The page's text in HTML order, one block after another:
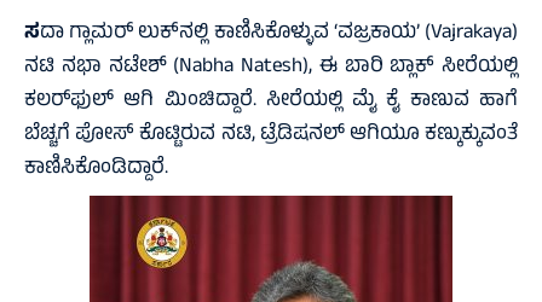
ಸದಾ ಗ್ಲಾಮರ್‌ ಲುಕ್‌ನಲ್ಲಿ ಕಾಣಿಸಿಕೊಳ್ಳುವ ‘ವಜ್ರಕಾಯ’ (Vajrakaya)
ನಟಿ ನಭಾ ನಟೇಶ್‌ (Nabha Natesh), ಈ ಬಾರಿ ಬ್ಲಾಕ್‌ ಸೀರೆಯಲ್ಲಿ
ಕಲರ್‌ಫುಲ್‌ ಆಗಿ ಮಿಂಚಿದ್ದಾರೆ. ಸೀರೆಯಲ್ಲಿ ಮೈ ಕೈ ಕಾಣುವ ಹಾಗೆ
ಬೆಚ್ಚಗೆ ಪೋಸ್‌ ಕೊಟ್ಟಿರುವ ನಟಿ, ಟ್ರೆಡಿಷನಲ್‌ ಆಗಿಯೂ ಕಣ್ಕುಕ್ಕುವಂತೆ
ಕಾಣಿಸಿಕೊಂಡಿದ್ದಾರೆ.